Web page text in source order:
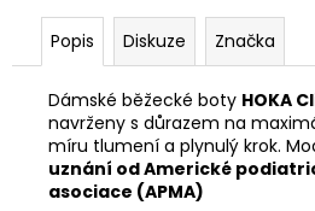
Popis Diskuze Značka
Dámské běžecké boty HOKA
navrženy s důrazem na
míru tlumení a plynulý krok.
uznání od Americké
asociace (APMA)